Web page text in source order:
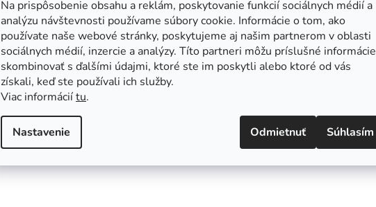
Na prispôsobenie obsahu a reklám, poskytovanie funkcií sociálnych médií a
analýzu návštevnosti používame súbory cookie. Informácie o tom, ako
používate naše webové stránky, poskytujeme aj našim partnerom v oblasti
sociálnych médií, inzercie a analýzy. Títo partneri môžu príslušné informácie
skombinovať s ďalšími údajmi, ktoré ste im poskytli alebo ktoré od vás
získali, keď ste používali ich služby.
Viac informáciítu.
Nastavenie Odmietnuť Súhlasím